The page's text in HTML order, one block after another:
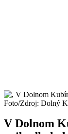
Foto/Zdroj: Dolný
V Dolnom